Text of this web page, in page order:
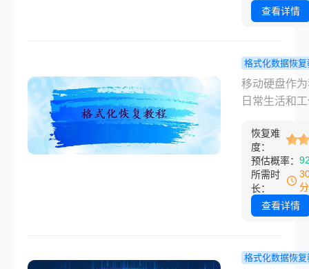
很多人会感
即便回收站
空，我们仍
种方法可以
据。以下是
于误删除回
空了怎么恢
章。
查看详情
格式化数据恢复
硬盘误格式
怎么恢复？
移动硬盘作
日常生活和
储工具，承
量的重要文
据。然而，
慎将移动硬
式化，可能
极大的不便
恢复难
度：
预估概率：
所需时
长：
查看详情
格式化数据恢复